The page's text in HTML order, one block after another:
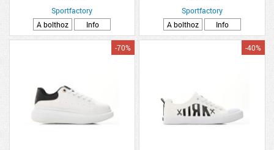
Sportfactory
A bolthoz
Info
Sportfactory
A bolthoz
Info
-70% -40%